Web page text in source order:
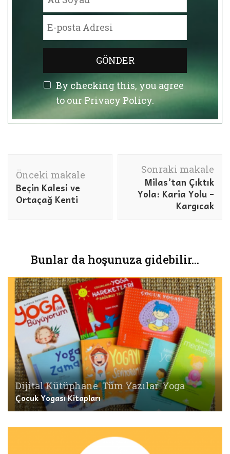
By checking this, you agree
to our Privacy Policy.
dolaşımı
Önceki makale
Beçin Kalesi ve
Ortaçağ Kenti
Sonraki makale
Milas’tan Çıktık
Yola: Karia Yolu –
Kargıcak
Bunlar da hoşunuza gidebilir...
Dijital Kütüphane,Tüm Yazılar,Yoga
Çocuk Yogası Kitapları